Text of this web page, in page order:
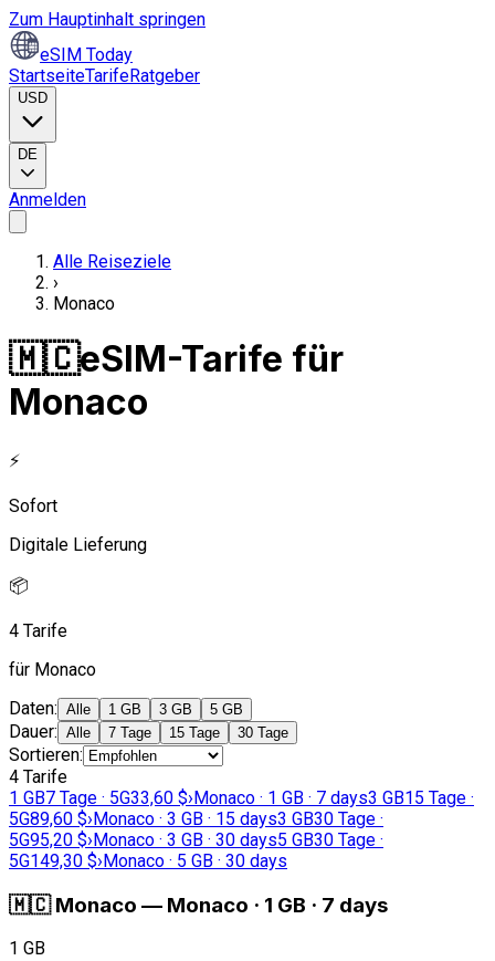
Zum Hauptinhalt springen
eSIM Today
StartseiteTarifeRatgeber
USD
DE
Anmelden
Alle Reiseziele
›
Monaco
🇲🇨eSIM-Tarife für
Monaco
⚡
Sofort
Digitale Lieferung
📦
4 Tarife
für Monaco
Daten: Alle 1 GB 3 GB 5 GB
Dauer: Alle 7 Tage 15 Tage 30 Tage
Sortieren:
4 Tarife
1 GB7 Tage · 5G33,60 $›Monaco · 1 GB · 7 days3 GB15 Tage ·
5G89,60 $›Monaco · 3 GB · 15 days3 GB30 Tage ·
5G95,20 $›Monaco · 3 GB · 30 days5 GB30 Tage ·
5G149,30 $›Monaco · 5 GB · 30 days
🇲🇨 Monaco — Monaco · 1 GB · 7 days
1 GB